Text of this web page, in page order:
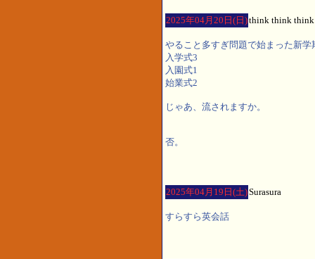
2025年04月20日(日)think think think
やること多すぎ問題で始まった新学
入学式3
入園式1
始業式2
じゃあ、流されますか。
否。
2025年04月19日(土)Surasura
すらすら英会話